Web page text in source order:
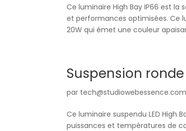
Ce luminaire High Bay IP66 est
et performances optimisées. Ce
20W qui émet une couleur
Suspension
par tech@studiowebessence.com
Ce luminaire suspendu LED
puissances et températures de